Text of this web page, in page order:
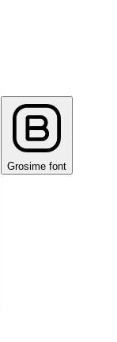
Grosime font